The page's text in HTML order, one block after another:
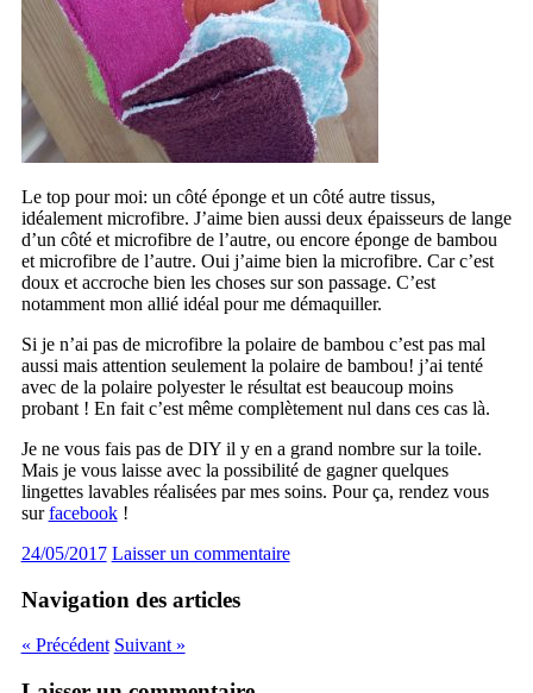
Le top pour moi: un côté éponge et un côté autre tissus,
idéalement microfibre. J’aime bien aussi deux épaisseurs de lange
d’un côté et microfibre de l’autre, ou encore éponge de bambou
et microfibre de l’autre. Oui j’aime bien la microfibre. Car c’est
doux et accroche bien les choses sur son passage. C’est
notamment mon allié idéal pour me démaquiller.
Si je n’ai pas de microfibre la polaire de bambou c’est pas mal
aussi mais attention seulement la polaire de bambou! j’ai tenté
avec de la polaire polyester le résultat est beaucoup moins
probant ! En fait c’est même complètement nul dans ces cas là.
Je ne vous fais pas de DIY il y en a grand nombre sur la toile.
Mais je vous laisse avec la possibilité de gagner quelques
lingettes lavables réalisées par mes soins. Pour ça, rendez vous
surfacebook!
24/05/2017 Laisser un commentaire
Navigation des articles
« Précédent Suivant »